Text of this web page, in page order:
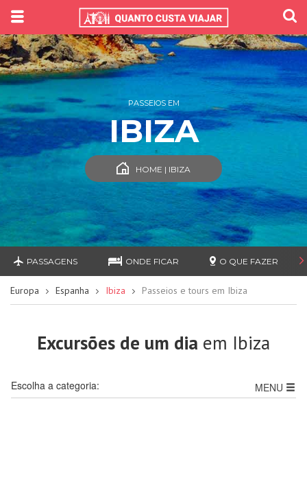
PASSEIOS EM
IBIZA
HOME | IBIZA
PASSAGENS ONDE FICAR O QUE FAZER
Europa Espanha Ibiza Passeios e tours em Ibiza
Excursões de um dia em Ibiza
MENU
Escolha a categoria: